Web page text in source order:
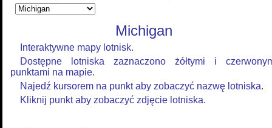
Michigan
Interaktywne mapy lotnisk.
Dostępne lotniska zaznaczono żółtymi i
punktami na mapie.
Najedź kursorem na punkt aby zobaczyć nazwę lotniska.
Kliknij punkt aby zobaczyć zdjęcie lotniska.